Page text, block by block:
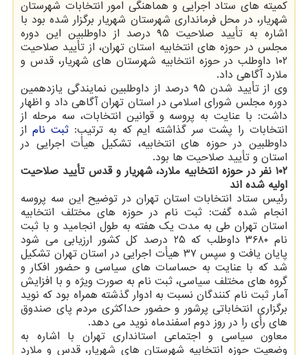
كمیته های ستاد اجرایی و هماهنگی امور انتخابات شهرستان
شهریار، در محل فرمانداری شهرستان شهریار برگزار شده بود با
اشاره به تأیید صلاحیت ۹۵ درصد از داوطلبین این دوره
مجلس در حوزه های انتخابیه استان تهران، از تأیید صلاحیت
۱۰۲ داوطلب در حوزه انتخابیه شهرستان های شهریار، قدس و
ملارد آگاهی داد.
وی از تأیید شدن ۹۵ درصد از داوطلبین نمایندگی یازدهمین
دوره مجلس شورای اسلامی در استان تهران آگاهی داد و اظهار
داشت: با عنایت به پروسه و قوانین انتخابات، سه مرحله از
انتخابات را پشت سر گذاشته ایم كه به ترتیب:ثبت نام از
داوطلبین در حوزه های انتخابیه، تشكیل هیأت اجرایی در
استان و تأیید صلاحیت ها بود.
۱۰۲ نفر در حوزه انتخابیه ملارد، شهریار و قدس تأیید صلاحیت
اولیه شده اند
رئیس ستاد انتخابات استان تهران در توضیح این سه پروسه
انجام شده گفت: ثبت نام در حوزه های مختلف انتخابیه
استان تهران طی به مدت یك هفته به طول انجامید و با ثبت
نام ۳۶۸۰ داوطلب كه ۲۵ درصد كل كشور ارزیابی می شود
پایان یافت و سپس ۳۷ هیأت اجرایی در استان تهران تشكیل
شد كه با عنایت به حساسات های سیاسی و حضور افكار و
گروه های مختلف سیاسی، ثبت نام به صورت ویژه و با افزایش
آمار ثبت نام كنندگان نسبت به ادوار گذشته همراه بود كه نوید
برگزاری انتخاباتی پرشور و حضور حداكثری مردم پای صندوق
های رأی را در روز دوم اسفندماه نوید می دهد.
معاون سیاسی و اجتماعی استانداری تهران با اشاره به
وضعیت حوزه انتخابیه شهرستان های شهریار، قدس و ملارد